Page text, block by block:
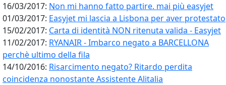
16/03/2017: Non mi hanno fatto partire. mai più easyjet
01/03/2017: Easyjet mi lascia a Lisbona per aver protestato
15/02/2017: Carta di identità NON ritenuta valida - Easyjet
11/02/2017: RYANAIR - Imbarco negato a BARCELLONA
perchè ultimo della fila
14/10/2016: Risarcimento negato? Ritardo perdita
coincidenza nonostante Assistente Alitalia